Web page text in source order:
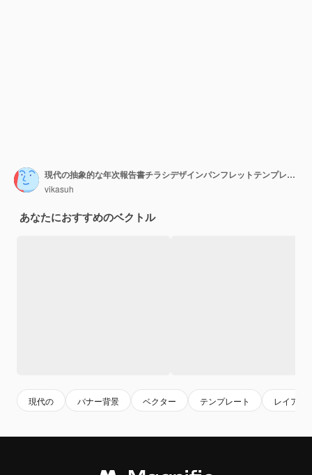
現代の抽象的な年次報告書チラシデザインパンフレットテンプレートセット
vikasuh
あなたにおすすめのベクトル
現代の バナー背景 ベクター テンプレート レイアウ